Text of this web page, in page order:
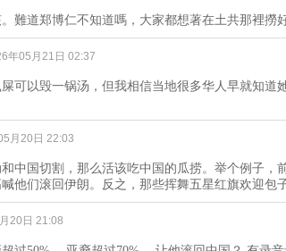
難道郑博仁不知道嗎，大家都想著在土共那裡撈
年05月21日 02:37
可以毁一锅汤，但我相信当地很多华人早就知道
月20日 22:03
中国切割，那么活该吃中国的瓜捞。举个例子，
他们滚回伊朗。反之，那些挥舞五星红旗欢迎包
20日 21:08